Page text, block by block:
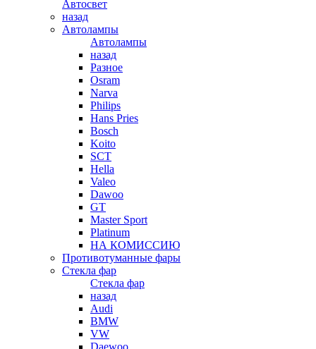
Автосвет
назад
Автолампы
Автолампы
назад
Разное
Osram
Narva
Philips
Hans Pries
Bosch
Koito
SCT
Hella
Valeo
Dawoo
GT
Master Sport
Platinum
НА КОМИССИЮ
Противотуманные фары
Стекла фар
Стекла фар
назад
Audi
BMW
VW
Daewoo